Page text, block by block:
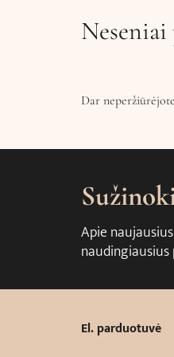
Dar
Apie
El. parduotuvė